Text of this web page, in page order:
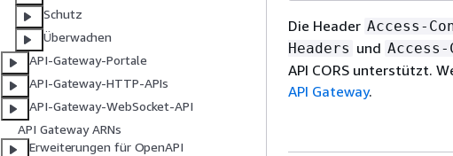
Schutz
Überwachen
API-Gateway-Portale
API-Gateway-HTTP-APIs
API-Gateway-WebSocket-API
API Gateway ARNs
Erweiterungen für OpenAPI
Die Header Access-
Headers und
API CORS unterstützt.
API Gateway.